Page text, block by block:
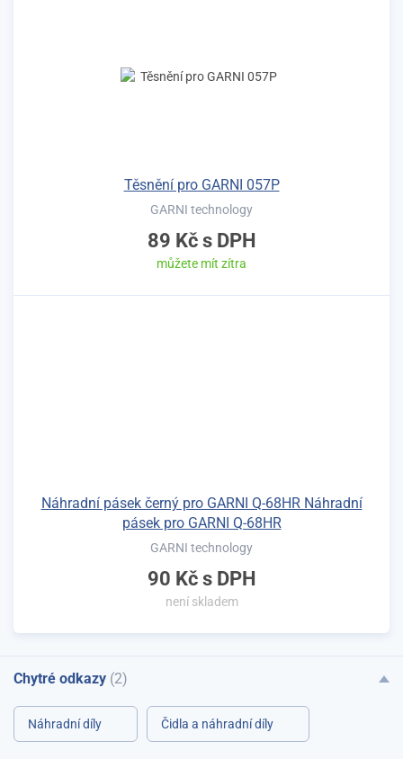
Těsnění pro GARNI 057P
GARNI technology
89 Kč s DPH
můžete mít zítra
Náhradní pásek černý pro GARNI Q-68HR Náhradní
pásek pro GARNI Q-68HR
GARNI technology
90 Kč s DPH
není skladem
Chytré odkazy (2)
Náhradní díly Čidla a náhradní díly